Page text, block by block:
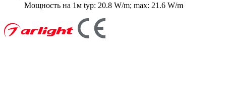
Мощность на 1м typ: 20.8 W/m; max: 21.6 W/m